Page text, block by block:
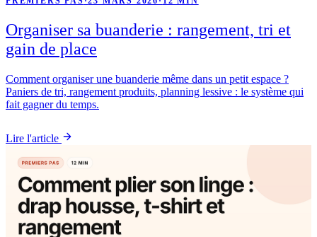
Organiser sa buanderie : rangement, tri et
gain de place
Comment organiser une buanderie même dans un petit espace ?
Paniers de tri, rangement produits, planning lessive : le système qui
fait gagner du temps.
Lire l'article